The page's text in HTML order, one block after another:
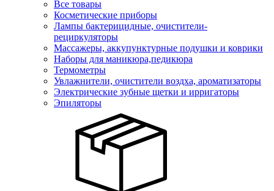
Все товары
Косметические приборы
Лампы бактерицидные, очистители-
рециркуляторы
Массажеры, аккупунктурные подушки и коврики
Наборы для маникюра,педикюра
Термометры
Увлажнители, очистители воздха, ароматизаторы
Электрические зубные щетки и ирригаторы
Эпиляторы